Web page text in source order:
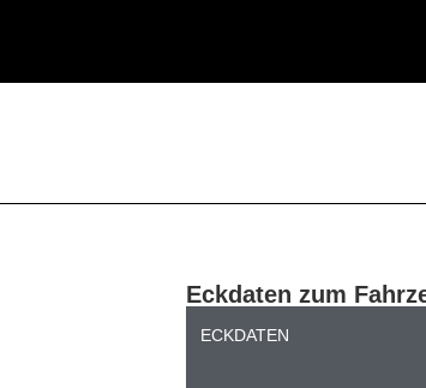
Audi Coupe
Eckdaten zum
ECKDATEN